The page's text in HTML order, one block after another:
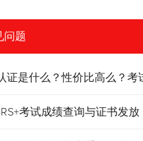
问题
证是什么？性价比高么？考
RS+考试成绩查询与证书发放